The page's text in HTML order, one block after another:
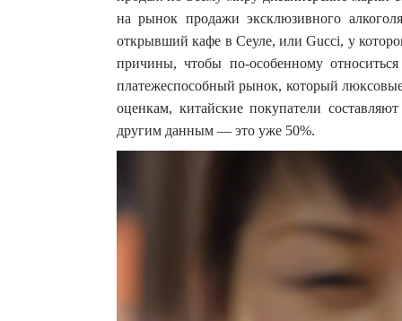
на рынок продажи эксклюзивного
открывший кафе в Сеуле, или Gucci, у
причины, чтобы по-особенному
платежеспособный рынок, который
оценкам, китайские покупатели
другим данным — это уже 50%.